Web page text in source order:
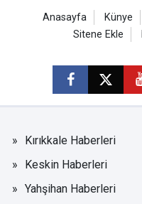
Anasayfa Künye
Sitene Ekle
Kırıkkale Haberleri
Keskin Haberleri
Yahşihan Haberleri